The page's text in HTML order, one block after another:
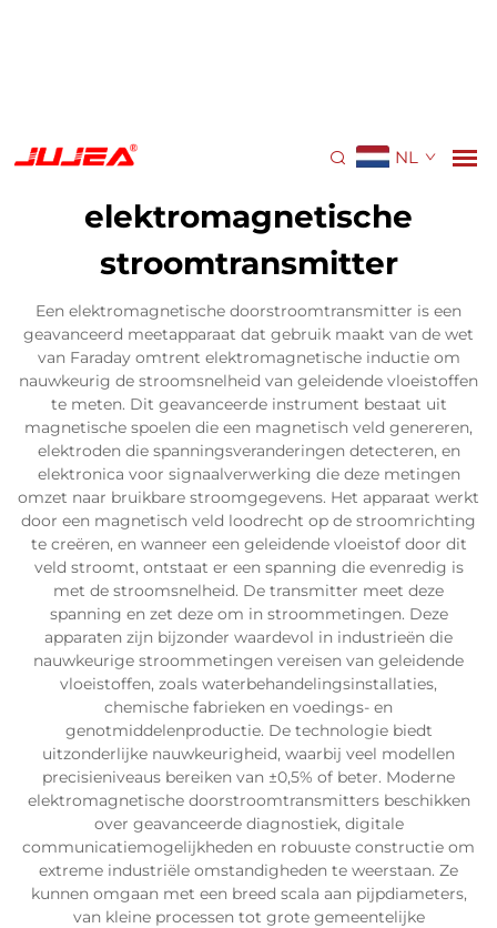
NL
elektromagnetische
stroomtransmitter
Een elektromagnetische doorstroomtransmitter is een
geavanceerd meetapparaat dat gebruik maakt van de wet
van Faraday omtrent elektromagnetische inductie om
nauwkeurig de stroomsnelheid van geleidende vloeistoffen
te meten. Dit geavanceerde instrument bestaat uit
magnetische spoelen die een magnetisch veld genereren,
elektroden die spanningsveranderingen detecteren, en
elektronica voor signaalverwerking die deze metingen
omzet naar bruikbare stroomgegevens. Het apparaat werkt
door een magnetisch veld loodrecht op de stroomrichting
te creëren, en wanneer een geleidende vloeistof door dit
veld stroomt, ontstaat er een spanning die evenredig is
met de stroomsnelheid. De transmitter meet deze
spanning en zet deze om in stroommetingen. Deze
apparaten zijn bijzonder waardevol in industrieën die
nauwkeurige stroommetingen vereisen van geleidende
vloeistoffen, zoals waterbehandelingsinstallaties,
chemische fabrieken en voedings- en
genotmiddelenproductie. De technologie biedt
uitzonderlijke nauwkeurigheid, waarbij veel modellen
precisieniveaus bereiken van ±0,5% of beter. Moderne
elektromagnetische doorstroomtransmitters beschikken
over geavanceerde diagnostiek, digitale
communicatiemogelijkheden en robuuste constructie om
extreme industriële omstandigheden te weerstaan. Ze
kunnen omgaan met een breed scala aan pijpdiameters,
van kleine processen tot grote gemeentelijke